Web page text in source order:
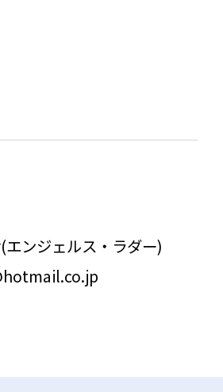
ンジェルス・ラダー)